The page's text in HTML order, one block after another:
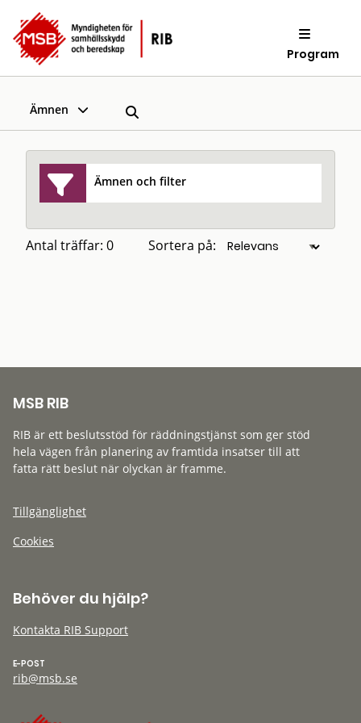
Program
Ämnen
Ämnen och filter
Antal träffar: 0 Sortera på:
MSB RIB
RIB är ett beslutsstöd för räddningstjänst som ger stöd
hela vägen från planering av framtida insatser till att
fatta rätt beslut när olyckan är framme.
Tillgänglighet
Cookies
Behöver du hjälp?
Kontakta RIB Support
E-POST
rib@msb.se